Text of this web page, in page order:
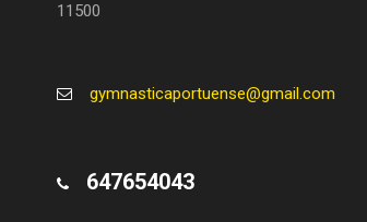
11500
gymnasticaportuense@gmail.com
647654043